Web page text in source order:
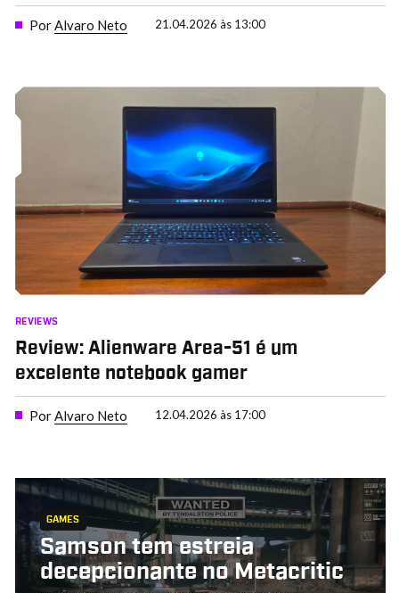
PorAlvaro Neto 21.04.2026 às 13:00
REVIEWS
Review: Alienware Area-51 é um
excelente notebook gamer
Por Alvaro Neto 12.04.2026 às 17:00
GAMES
Samson tem estreia
decepcionante no Metacritic